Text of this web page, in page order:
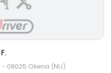
08025 Oliena (NU)